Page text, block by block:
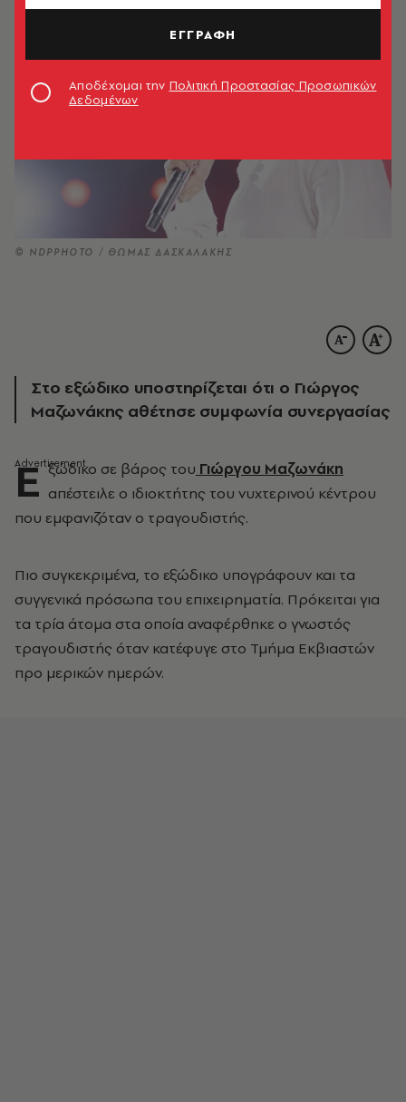
© NDPPHOTO / ΘΩΜΑΣ ΔΑΣΚΑΛΑΚΗΣ
Στο εξώδικο υποστηρίζεται ότι ο Γιώργος
Μαζωνάκης αθέτησε συμφωνία συνεργασίας
Ε ξώδικο σε βάρος του Γιώργου Μαζωνάκη
απέστειλε ο ιδιοκτήτης του νυχτερινού κέντρου
που εμφανιζόταν ο τραγουδιστής.
Πιο συγκεκριμένα, το εξώδικο υπογράφουν και τα
συγγενικά πρόσωπα του επιχειρηματία. Πρόκειται για
τα τρία άτομα στα οποία αναφέρθηκε ο γνωστός
τραγουδιστής όταν κατέφυγε στο Τμήμα Εκβιαστών
προ μερικών ημερών.
ΕΓΓΡΑΦΗ
Αποδέχομαι την Πολιτική Προστασίας Προσωπικών
Δεδομένων